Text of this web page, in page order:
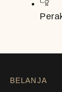
BELANJA